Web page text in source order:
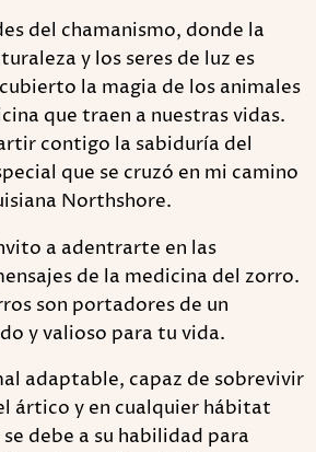
del chamanismo, donde la
y los seres de luz es
la magia de los animales
que traen a nuestras vidas.
contigo la sabiduría del
que se cruzó en mi camino
Northshore.
a adentrarte en las
de la medicina del zorro.
son portadores de un
y valioso para tu vida.
adaptable, capaz de sobrevivir
ártico y en cualquier hábitat
debe a su habilidad para